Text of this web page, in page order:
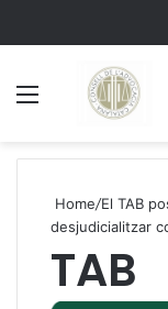
Home/El TAB
desjudicialitzar
TAB